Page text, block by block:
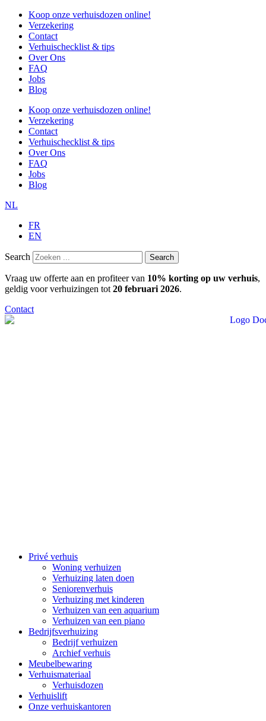
Koop onze verhuisdozen online!
Verzekering
Contact
Verhuischecklist & tips
Over Ons
FAQ
Jobs
Blog
Koop onze verhuisdozen online!
Verzekering
Contact
Verhuischecklist & tips
Over Ons
FAQ
Jobs
Blog
NL
FR
EN
Search Search
Vraag uw offerte aan en profiteer van 10% korting op uw verhuis,
geldig voor verhuizingen tot 20 februari 2026.
Contact
Privé verhuis
Woning verhuizen
Verhuizing laten doen
Seniorenverhuis
Verhuizing met kinderen
Verhuizen van een aquarium
Verhuizen van een piano
Bedrijfsverhuizing
Bedrijf verhuizen
Archief verhuis
Meubelbewaring
Verhuismateriaal
Verhuisdozen
Verhuislift
Onze verhuiskantoren